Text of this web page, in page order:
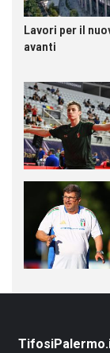
Lavori per il
avanti